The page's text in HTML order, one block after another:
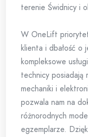
terenie Świdnicy i
W OneLift
klienta i dbałość
kompleksowe
technicy posiadają
mechaniki i
pozwala nam na
różnorodnych
egzemplarze.